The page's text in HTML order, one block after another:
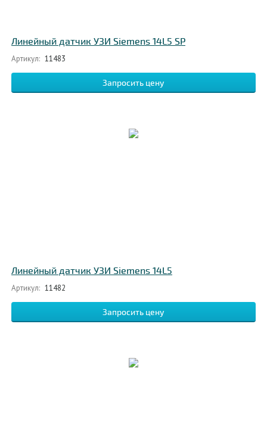
Линейный датчик УЗИ Siemens 14L5 SP
Артикул: 11483
Запросить цену
Линейный датчик УЗИ Siemens 14L5
Артикул: 11482
Запросить цену